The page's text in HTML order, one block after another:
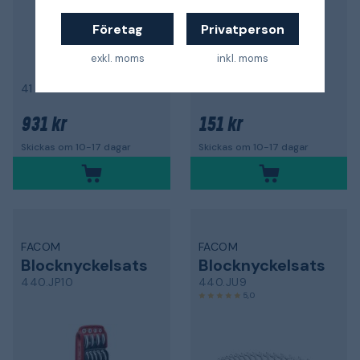
Företag
exkl. moms
Privatperson
inkl. moms
41 mm
931 kr
Skickas om 10-17 dagar
151 kr
Skickas om 10-17 dagar
FACOM
Blocknyckelsats
440.JP10
FACOM
Blocknyckelsats
440.JU9
5,0